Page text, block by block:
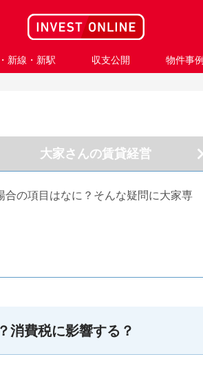
新線・新駅 収支公開 物件事例
大家さんの賃貸経営
の項目はなに？そんな疑問に大家専
消費税に影響する？